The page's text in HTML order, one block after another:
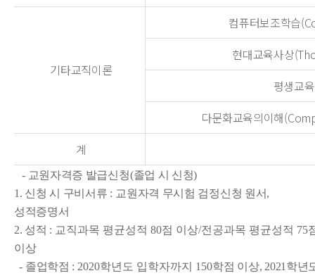
기타교직이론
컴퓨터보조학습
현대교육사상
평생교
다문화교육의이해
계
- 교원자격증 발급신청(졸업 시 신청)
1. 신청 시 구비서류 : 교원자격 무시험 검정신청 원서,
성적증명서
2. 성적 : 교직과목 평균성적 80점 이상/전공과목 평균성적 75
이상
- 졸업학점 : 2020학년도 입학자까지 150학점 이상, 2021학년